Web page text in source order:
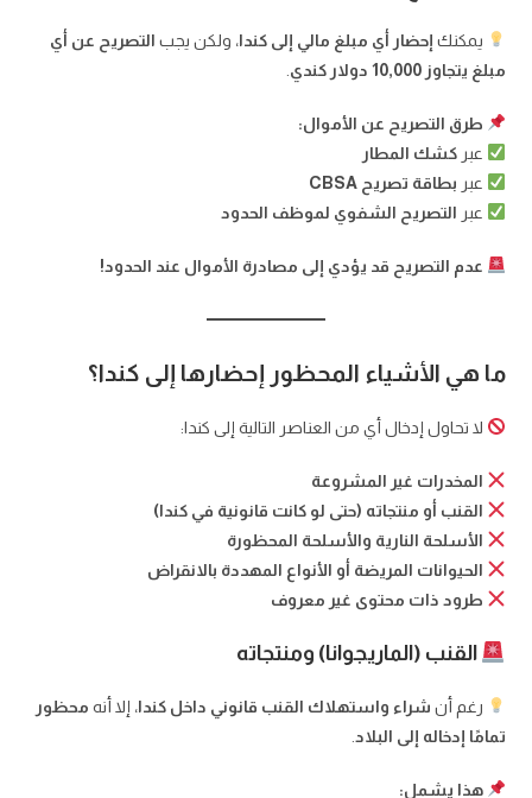
يمكنك إحضار أي مبلغ مالي إلى كندا، ولكن يجب التصريح عن أي
مبلغ يتجاوز 10,000 دولار كندي
طرق التصريح عن الأموال:
عبركشك المطار
عبر بطاقة تصريح CBSA
عبر التصريح الشفوي لموظف الحدود
عدم التصريح قد يؤدي إلى مصادرة الأموال عند الحدود!
ما هي الأشياء المحظور إحضارها إلى كندا؟
لا تحاول إدخال أي من العناصر التالية إلى كندا:
المخدرات غير المشروعة
القنب أو منتجاته (حتى لو كانت قانونية في كندا)
الأسلحة النارية والأسلحة المحظورة
الحيوانات المريضة أو الأنواع المهددة بالانقراض
طرود ذات محتوى غير معروف
القنب (الماريجوانا) ومنتجاته
رغم أن شراء واستهلاك القنب قانوني داخل كندا، إلا أنه محظور
تمامًا إدخاله إلى البلاد
هذا يشمل: